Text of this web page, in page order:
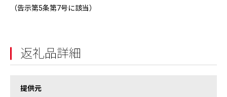
（告示第5条第7号に該当）
返礼品詳細
提供元